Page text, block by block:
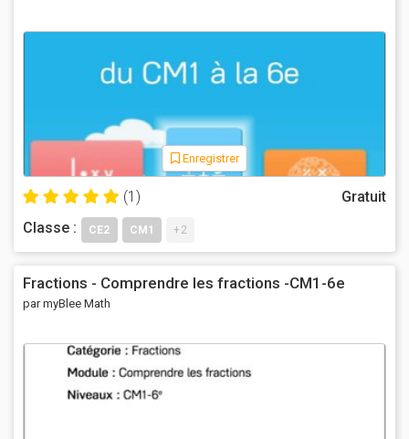
Enregistrer
(1)
Gratuit
Classe :
CE2 CM1 +2
Fractions - Comprendre les fractions -CM1-6e
par myBlee Math